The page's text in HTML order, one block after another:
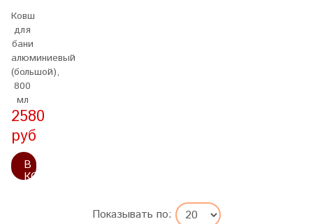
Ковш
для
бани
алюминиевый
(большой),
800
мл
2580
руб
В
КОРЗИНУ
Показывать по: